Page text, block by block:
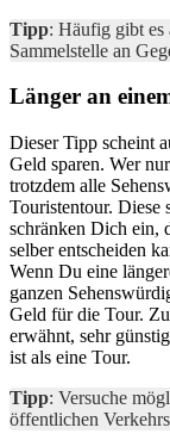
Tipp: Häufig gibt es
Sammelstelle an
Länger an
Dieser Tipp scheint
Geld sparen. Wer
trotzdem alle
Touristentour. Diese
schränken Dich ein,
selber entscheiden
Wenn Du eine
ganzen
Geld für die Tour.
erwähnt, sehr
ist als eine Tour.
Tipp: Versuche
öffentlichen